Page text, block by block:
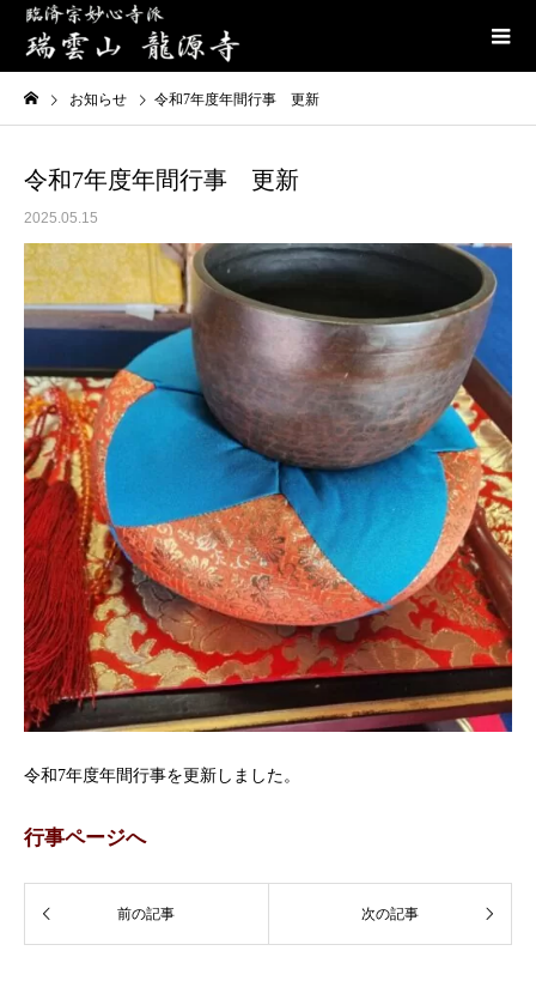
お知らせ 令和7年度年間行事 更新
令和7年度年間行事 更新
2025.05.15
令和7年度年間行事を更新しました。
行事ページへ